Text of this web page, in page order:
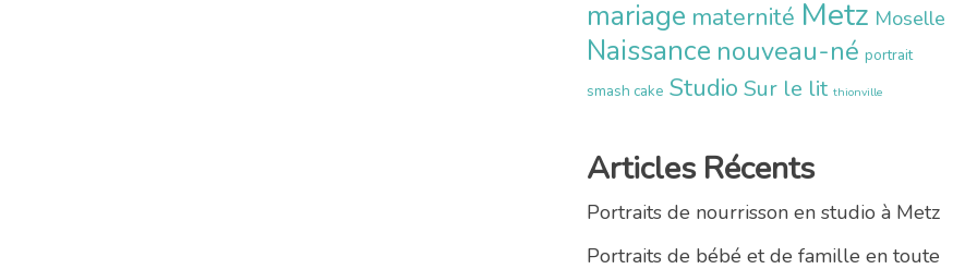
mariage maternité Metz Moselle
Naissance nouveau-né portrait
smash cake Studio Sur le lit thionville
Articles Récents
Portraits de nourrisson en studio à Metz
Portraits de bébé et de famille en toute